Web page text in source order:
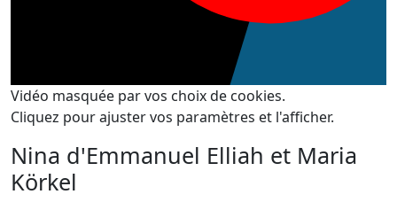
Vidéo masquée par vos choix de cookies.
Cliquez pour ajuster vos paramètres et l'afficher.
Nina d'Emmanuel Elliah et Maria
Körkel